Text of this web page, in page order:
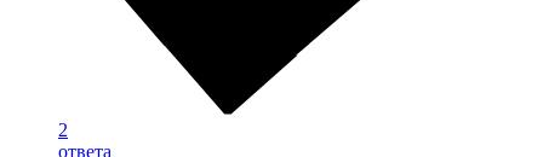
2
ответа